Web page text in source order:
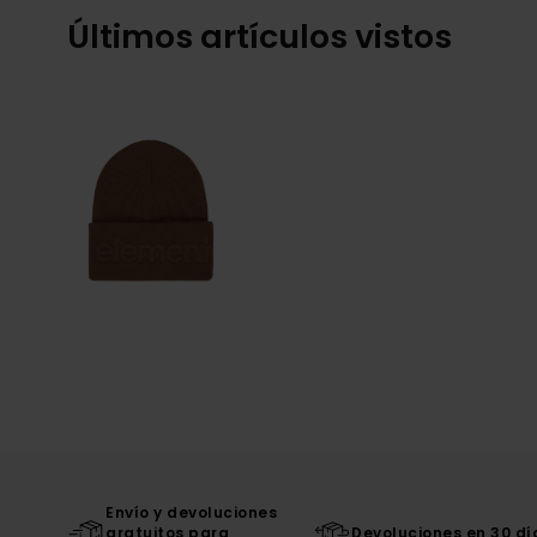
Últimos artículos vistos
Envío y devoluciones
gratuitos para
Devoluciones en 30